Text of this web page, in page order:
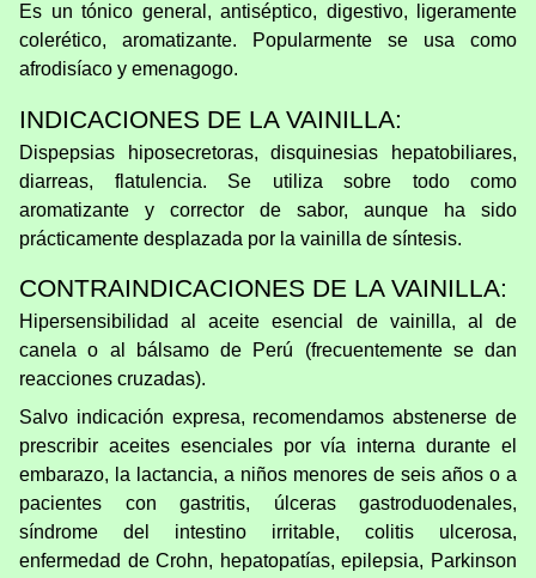
Es un tónico general, antiséptico, digestivo, ligeramente
colerético, aromatizante. Popularmente se usa como
afrodisíaco y emenagogo.
INDICACIONES DE LA VAINILLA:
Dispepsias hiposecretoras, disquinesias hepatobiliares,
diarreas, flatulencia. Se utiliza sobre todo como
aromatizante y corrector de sabor, aunque ha sido
prácticamente desplazada por la vainilla de síntesis.
CONTRAINDICACIONES DE LA VAINILLA:
Hipersensibilidad al aceite esencial de vainilla, al de
canela o al bálsamo de Perú (frecuentemente se dan
reacciones cruzadas).
Salvo indicación expresa, recomendamos abstenerse de
prescribir aceites esenciales por vía interna durante el
embarazo, la lactancia, a niños menores de seis años o a
pacientes con gastritis, úlceras gastroduodenales,
síndrome del intestino irritable, colitis ulcerosa,
enfermedad de Crohn, hepatopatías, epilepsia, Parkinson